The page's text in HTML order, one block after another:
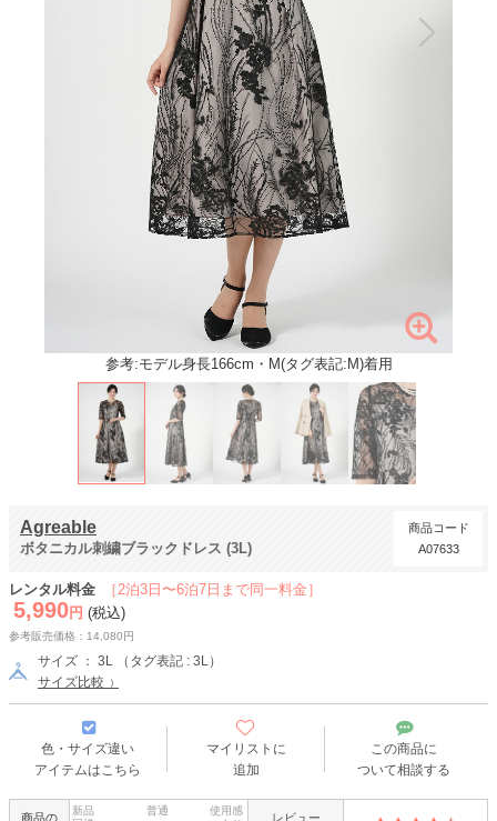
参考:モデル身長166cm・M(タグ表記:M)着用
Agreable
ボタニカル刺繍ブラックドレス (3L)
商品コード
A07633
［2泊3日〜6泊7日まで同一料金］
レンタル料金
5,990 円 (税込)
参考販売価格：14,080円
サイズ ： 3L （タグ表記 : 3L）
サイズ比較
色・サイズ違い
アイテムはこちら
マイリストに
追加
この商品に
ついて相談する
商品の
新品
普通
使用感
レビュー